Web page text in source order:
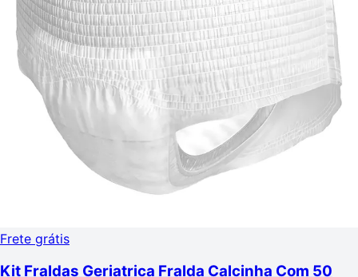
Frete grátis
Kit Fraldas Geriatrica Fralda Calcinha Com 50